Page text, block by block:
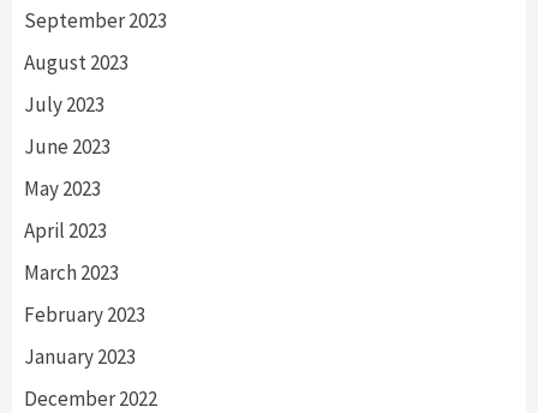
September 2023
August 2023
July 2023
June 2023
May 2023
April 2023
March 2023
February 2023
January 2023
December 2022